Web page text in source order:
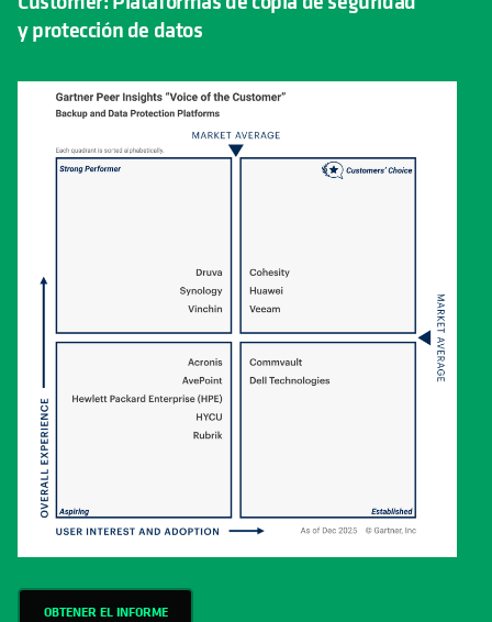
y protección de datos
OBTENER EL INFORME